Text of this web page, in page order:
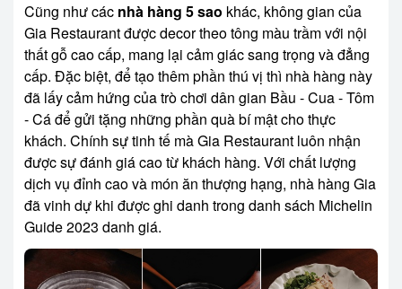
Cũng như các nhà hàng 5 sao khác, không gian của
Gia Restaurant được decor theo tông màu trầm với nội
thất gỗ cao cấp, mang lại cảm giác sang trọng và đẳng
cấp. Đặc biệt, để tạo thêm phần thú vị thì nhà hàng này
đã lấy cảm hứng của trò chơi dân gian Bầu - Cua - Tôm
- Cá để gửi tặng những phần quà bí mật cho thực
khách. Chính sự tinh tế mà Gia Restaurant luôn nhận
được sự đánh giá cao từ khách hàng. Với chất lượng
dịch vụ đỉnh cao và món ăn thượng hạng, nhà hàng Gia
đã vinh dự khi được ghi danh trong danh sách Michelin
Guide 2023 danh giá.